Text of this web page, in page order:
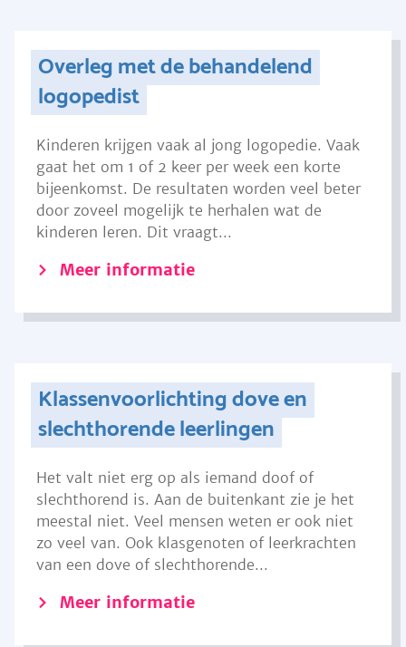
Overleg met de behandelend
logopedist
Kinderen krijgen vaak al jong logopedie. Vaak
gaat het om 1 of 2 keer per week een korte
bijeenkomst. De resultaten worden veel beter
door zoveel mogelijk te herhalen wat de
kinderen leren. Dit vraagt...
Meer informatie
Klassenvoorlichting dove en
slechthorende leerlingen
Het valt niet erg op als iemand doof of
slechthorend is. Aan de buitenkant zie je het
meestal niet. Veel mensen weten er ook niet
zo veel van. Ook klasgenoten of leerkrachten
van een dove of slechthorende...
Meer informatie